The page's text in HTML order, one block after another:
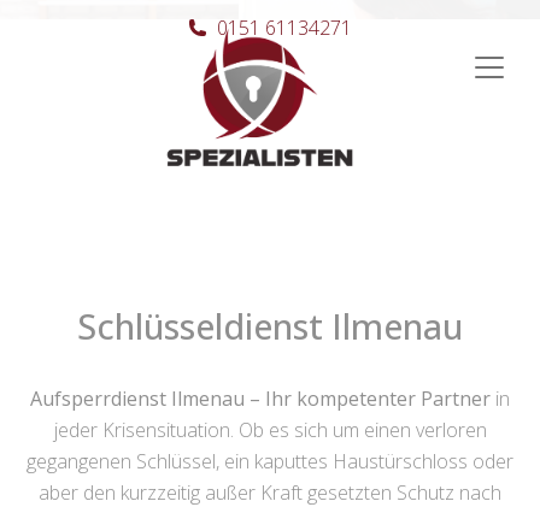
Hauptnavigation
0151 61134271
Schlüsseldienst Ilmenau
Aufsperrdienst Ilmenau – Ihr kompetenter Partner in
jeder Krisensituation. Ob es sich um einen verloren
gegangenen Schlüssel, ein kaputtes Haustürschloss oder
aber den kurzzeitig außer Kraft gesetzten Schutz nach